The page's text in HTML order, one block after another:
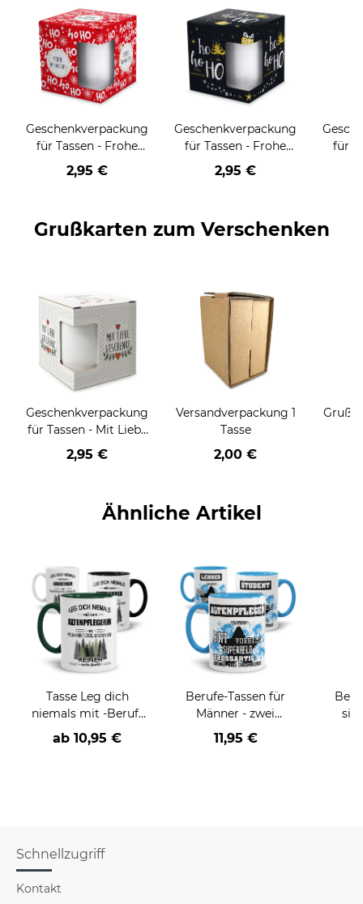
Geschenkverpackung
für Tassen - Frohe
Weihnachten - HO
HO HO - rot
2,95 €
Geschenkverpackung
für Tassen - Frohe
Weihnachten - HO
HO HO - schwarz
2,95 €
für
Grußkarten zum Verschenken
Geschenkverpackung
für Tassen - Mit Liebe
geschenkt
2,95 €
Versandverpackung 1
Tasse
2,00 €
Ähnliche Artikel
Tasse Leg dich
niemals mit -Beruf-
an
ab 10,95 €
Berufe-Tassen für
Männer - zwei
Farbvarianten
11,95 €
Schnellzugriff
Kontakt